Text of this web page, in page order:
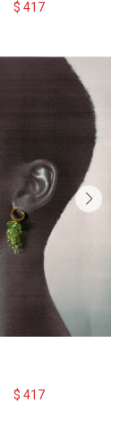
$ 417
$ 417